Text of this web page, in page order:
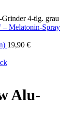
4-tlg. grau
19,90 €
Alu-